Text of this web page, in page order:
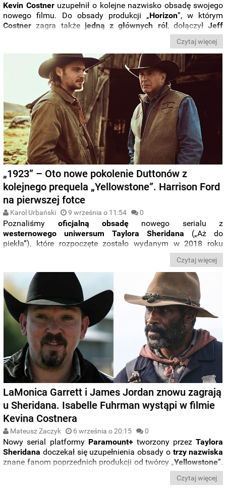
Kevin Costneruzupełnił o kolejne nazwisko obsadę swojego
nowego filmu. Do obsady produkcji „Horizon”, w którym
Costner zagra także jedną z głównych ról, dołączyłJeff
Justified: Bez
Grindhouse: Planet
Czytaj więcej
„1923” – Oto nowe pokolenie Duttonów z
kolejnego prequela „Yellowstone”. Harrison Ford
na pierwszej fotce
Karol Urbański 9 września o 11:54 0
Poznaliśmy oficjalną obsadę nowego serialu z
westernowego uniwersum Taylora Sheridana („Aż do
piekła”), które rozpoczęte zostało wydanym w 2018 roku
w roli głównej. Drugi z
- prequel przeniesie nas do
czasów Wielkiego Kryzysu. Produkcja została zatytułowana
„1923”.
Czytaj więcej
LaMonica Garrett i James Jordan znowu zagrają
u Sheridana. Isabelle Fuhrman wystąpi w filmie
Kevina Costnera
Mateusz Zaczyk 6 września o 20:15 0
Nowy serial platformy Paramount+tworzony przezTaylora
Sheridana doczekał się uzupełnienia obsady o trzy nazwiska
znane fanom poprzednich produkcji od twórcy „Yellowstone”.
nowego filmu w reżyserii
Czytaj więcej